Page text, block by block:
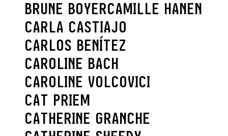
BRUNE BOYERCAMILLE HANEN
CARLA CASTIAJO
CARLOS BENÍTEZ
CAROLINE BACH
CAROLINE VOLCOVICI
CAT PRIEM
CATHERINE GRANCHE